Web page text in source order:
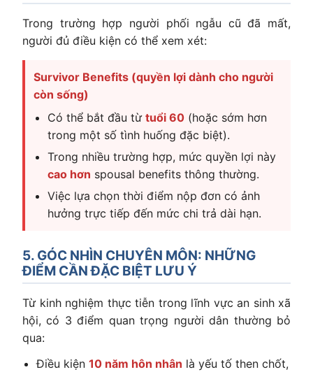
Trong trường hợp người phối ngẫu cũ đã mất,
người đủ điều kiện có thể xem xét:
Survivor Benefits (quyền lợi dành cho người
còn sống)
Có thể bắt đầu từ tuổi 60 (hoặc sớm hơn
trong một số tình huống đặc biệt).
Trong nhiều trường hợp, mức quyền lợi này
cao hơn spousal benefits thông thường.
Việc lựa chọn thời điểm nộp đơn có ảnh
hưởng trực tiếp đến mức chi trả dài hạn.
5. GÓC NHÌN CHUYÊN MÔN: NHỮNG
ĐIỂM CẦN ĐẶC BIỆT LƯU Ý
Từ kinh nghiệm thực tiễn trong lĩnh vực an sinh xã
hội, có 3 điểm quan trọng người dân thường bỏ
qua:
Điều kiện 10 năm hôn nhân là yếu tố then chốt,